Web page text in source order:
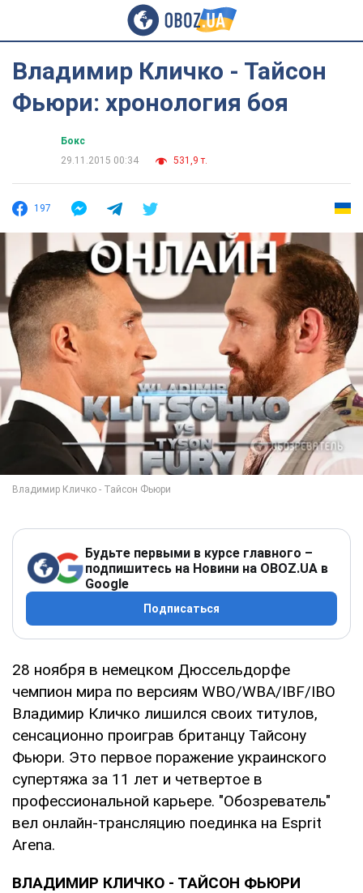
Владимир Кличко - Тайсон
Фьюри: хронология боя
Бокс
29.11.2015 00:34
531,9 т.
197
Будьте первыми в курсе главного –
подпишитесь на Новини на OBOZ.UA в
Google
Подписаться
28 ноября в немецком Дюссельдорфе
чемпион мира по версиям WBO/WBA/IBF/IBO
Владимир Кличко лишился своих титулов,
сенсационно проиграв британцу Тайсону
Фьюри. Это первое поражение украинского
супертяжа за 11 лет и четвертое в
профессиональной карьере. "Обозреватель"
вел онлайн-трансляцию поединка на Esprit
Arena.
ВЛАДИМИР КЛИЧКО - ТАЙСОН ФЬЮРИ